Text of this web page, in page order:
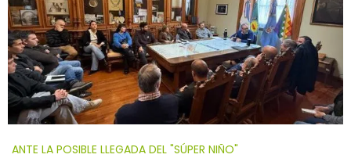
ANTE LA POSIBLE LLEGADA DEL "SÚPER NIÑO"